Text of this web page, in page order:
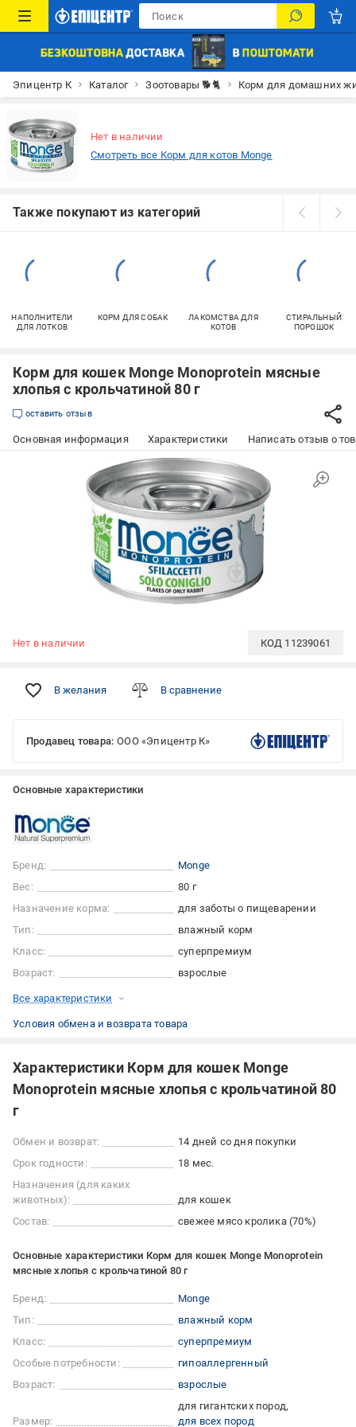
Эпицентр К Каталог Зоотовары 🐕🐈 Корм для домашних
Нет в наличии
Смотреть все Корм для котов Monge
Также покупают из категорий
НАПОЛНИТЕЛИ
ДЛЯ ЛОТКОВ
КОРМ ДЛЯ СОБАК
ЛАКОМСТВА ДЛЯ
КОТОВ
СТИРАЛЬНЫЙ
ПОРОШОК
Корм для кошек Monge Monoprotein мясные
хлопья с крольчатиной 80 г
оставить отзыв
Основная информация Характеристики Написать отзыв о
Нет в наличии КОД 11239061
В желания В сравнение
Продавец товара: ООО «Эпицентр К»
Основные характеристики
Бренд:
Monge
Вес:
80 г
Назначение корма:
для заботы о пищеварении
Тип:
влажный корм
Класс:
суперпремиум
Возраст:
взрослые
Все характеристики
Условия обмена и возврата товара
Характеристики Корм для кошек Monge
Monoprotein мясные хлопья с крольчатиной 80
г
Обмен и возврат:
14 дней со дня покупки
Срок годности:
18 мес.
Назначения (для каких
животных):
для кошек
Состав:
свежее мясо кролика (70%)
Основные характеристики Корм для кошек Monge Monoprotein
мясные хлопья с крольчатиной 80 г
Бренд:
Monge
Тип:
влажный корм
Класс:
суперпремиум
Особые потребности:
гипоаллергенный
Возраст:
взрослые
Размер:
для гигантских пород
для всех пород